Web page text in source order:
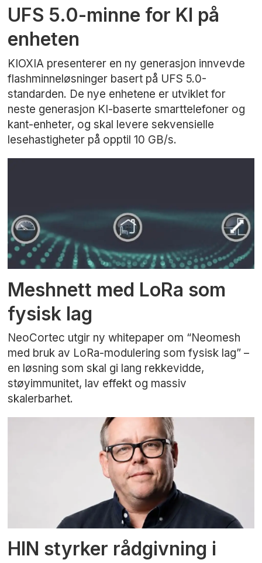
UFS 5.0-minne for KI på
enheten
KIOXIA presenterer en ny generasjon innvevde
flashminneløsninger basert på UFS 5.0-
standarden. De nye enhetene er utviklet for
neste generasjon KI-baserte smarttelefoner og
kant-enheter, og skal levere sekvensielle
lesehastigheter på opptil 10 GB/s.
Meshnett med LoRa som
fysisk lag
NeoCortec utgir ny whitepaper om “Neomesh
med bruk av LoRa-modulering som fysisk lag” –
en løsning som skal gi lang rekkevidde,
støyimmunitet, lav effekt og massiv
skalerbarhet.
HIN styrker rådgivning i